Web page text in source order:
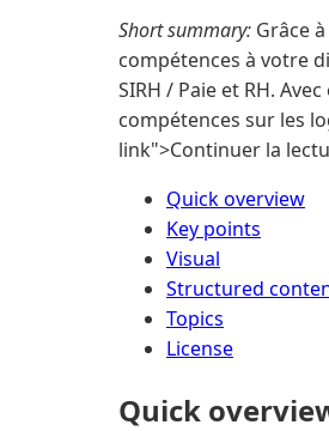
Short summary: Grâce
compétences à votre
SIRH / Paie et RH.
compétences sur les
link">Continuer la
Quick overview
Key points
Visual
Structured
Topics
License
Quick